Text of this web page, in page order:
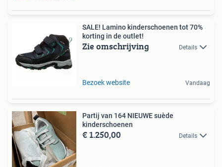
SALE! Lamino kinderschoenen tot 70%
korting in de outlet!
Zie omschrijving Details
Bezoek website Vandaag
Partij van 164 NIEUWE suède
kinderschoenen
€ 1.250,00 Details